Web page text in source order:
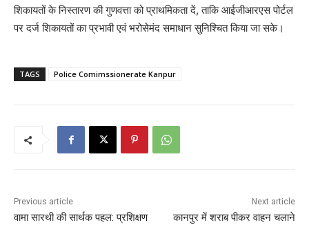
शिकायतों के निस्तारण की गुणवत्ता को प्राथमिकता दें, ताकि आईजीआरएस पोर्टल
पर दर्ज शिकायतों का प्रभावी एवं भरोसेमंद समाधान सुनिश्चित किया जा सके।
TAGS Police Comimssionerate Kanpur
Previous article
वामा सारथी की सार्थक पहल: प्रशिक्षण
Next article
कानपुर में शराब पीकर वाहन चलाने